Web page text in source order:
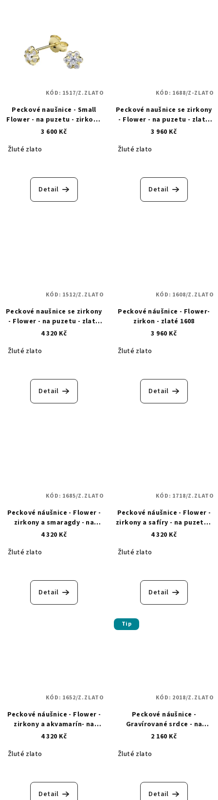
Peckové naušnice - Small
Flower - na puzetu - zirkon -
zlaté 1517
3 600 Kč
Žluté zlato
Detail
KÓD: 1517/Z.ZLATO
Peckové naušnice se zirkony
- Flower - na puzetu - zlaté
1688
3 960 Kč
Žluté zlato
Detail
KÓD: 1688/Z-ZLATO
Peckové naušnice se zirkony
- Flower - na puzetu - zlaté
1512
4 320 Kč
Žluté zlato
Detail
KÓD: 1512/Z.ZLATO
Peckové náušnice - Flower-
zirkon - zlaté 1608
3 960 Kč
Žluté zlato
Detail
KÓD: 1608/Z.ZLATO
Peckové náušnice - Flower -
zirkony a smaragdy - na
puzetu - zlaté 1685
4 320 Kč
Žluté zlato
Detail
KÓD: 1685/Z.ZLATO
Peckové náušnice - Flower -
zirkony a safíry - na puzetu -
zlaté 1718
4 320 Kč
Žluté zlato
Detail
KÓD: 1718/Z.ZLATO
Peckové náušnice - Flower -
zirkony a akvamarín- na
puzetu - zlaté 1652
4 320 Kč
Žluté zlato
Detail
KÓD: 1652/Z.ZLATO
Tip
Peckové náušnice -
Gravírované srdce - na
puzetu - zlaté 2018
2 160 Kč
Žluté zlato
Detail
KÓD: 2018/Z.ZLATO